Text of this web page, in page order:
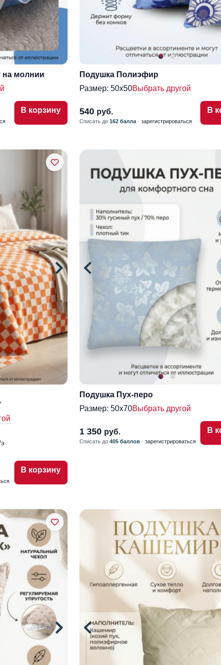
на молнии
В корзину
Подушка Полиэфир
Размер: 50х50Выбрать другой
540 руб.
Списать до 162 балла· зарегистрироваться
В
В корзину
Подушка Пух-перо
Размер: 50х70Выбрать другой
1 350 руб.
Списать до 405 баллов· зарегистрироваться
В